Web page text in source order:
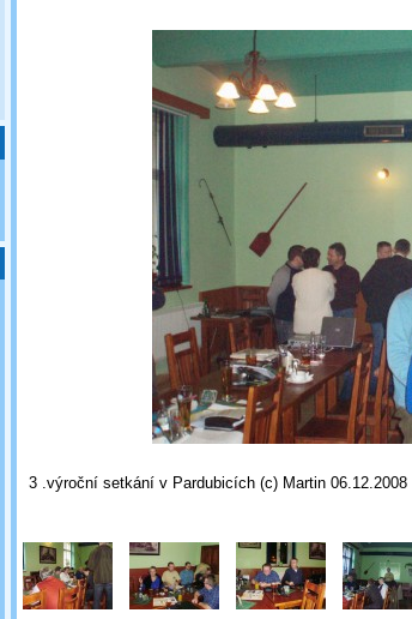
3 .výroční setkání v Pardubicích (c) Martin 06.12.2008